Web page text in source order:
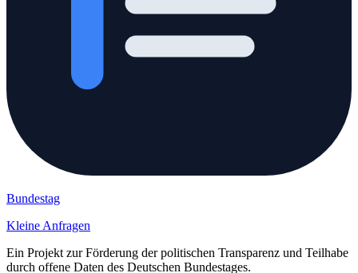
Bundestag
Kleine Anfragen
Ein Projekt zur Förderung der politischen Transparenz und Teilhabe
durch offene Daten des Deutschen Bundestages.